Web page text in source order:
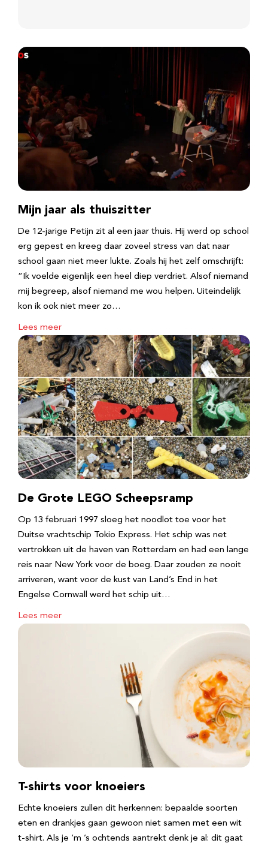
Mijn jaar als thuiszitter
De 12-jarige Petijn zit al een jaar thuis. Hij werd op school
erg gepest en kreeg daar zoveel stress van dat naar
school gaan niet meer lukte. Zoals hij het zelf omschrijft:
“Ik voelde eigenlijk een heel diep verdriet. Alsof niemand
mij begreep, alsof niemand me wou helpen. Uiteindelijk
kon ik ook niet meer zo…
Lees meer
De Grote LEGO Scheepsramp
Op 13 februari 1997 sloeg het noodlot toe voor het
Duitse vrachtschip Tokio Express. Het schip was net
vertrokken uit de haven van Rotterdam en had een lange
reis naar New York voor de boeg. Daar zouden ze nooit
arriveren, want voor de kust van Land’s End in het
Engelse Cornwall werd het schip uit…
Lees meer
T-shirts voor knoeiers
Echte knoeiers zullen dit herkennen: bepaalde soorten
eten en drankjes gaan gewoon niet samen met een wit
t-shirt. Als je ‘m ’s ochtends aantrekt denk je al: dit gaat